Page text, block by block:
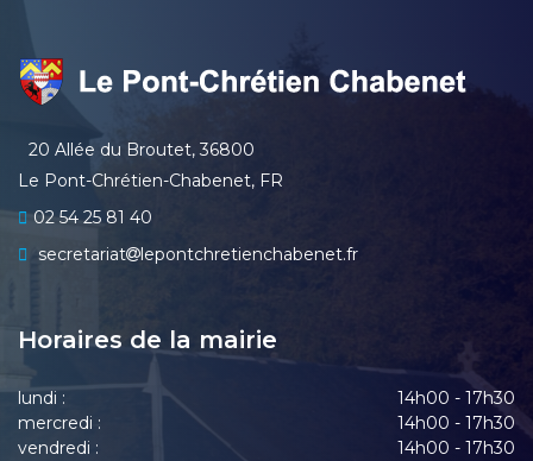
20 Allée du Broutet, 36800
Le Pont-Chrétien-Chabenet, FR
02 54 25 81 40
secretariat
lepontchretienchabenet.fr
Horaires de la mairie
lundi :
14h00 - 17h30
mercredi :
14h00 - 17h30
vendredi :
14h00 - 17h30